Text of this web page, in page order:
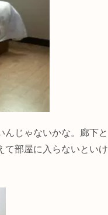
んじゃないかな。廊下と
て部屋に入らないといけ